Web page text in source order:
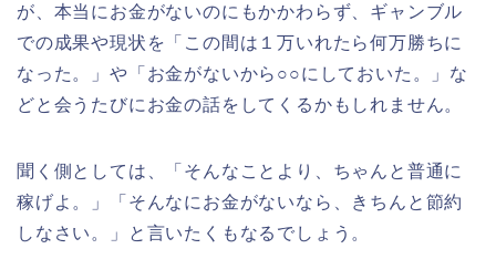
が、本当にお金がないのにもかかわらず、ギャンブル
での成果や現状を「この間は１万いれたら何万勝ちに
なった。」や「お金がないから○○にしておいた。」な
どと会うたびにお金の話をしてくるかもしれません。
聞く側としては、「そんなことより、ちゃんと普通に
稼げよ。」「そんなにお金がないなら、きちんと節約
しなさい。」と言いたくもなるでしょう。